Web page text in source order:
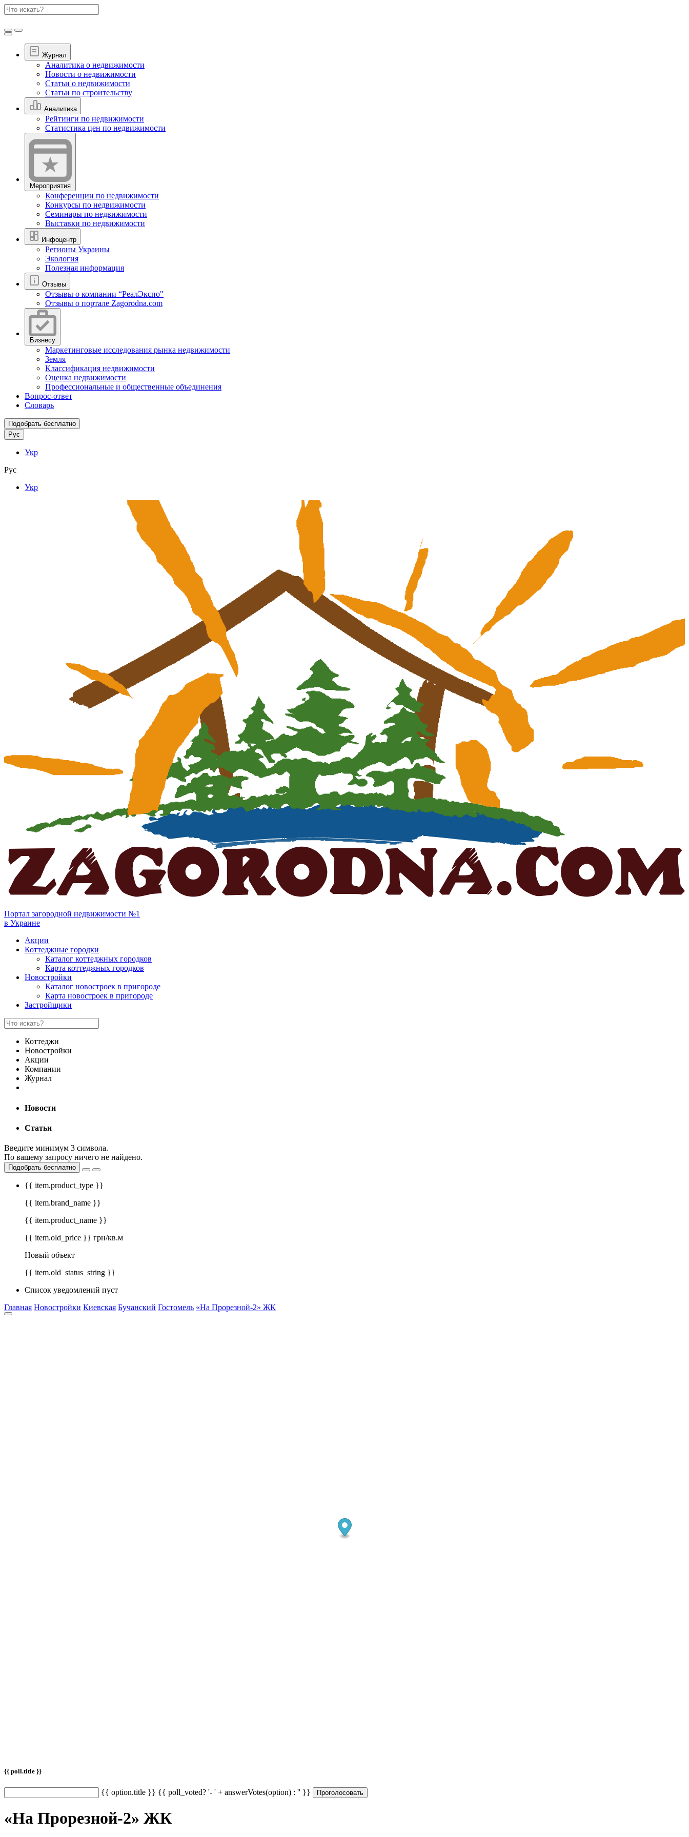
Журнал
Аналитика о недвижимости
Новости о недвижимости
Статьи о недвижимости
Статьи по строительству
Аналитика
Рейтинги по недвижимости
Статистика цен по недвижимости
Мероприятия
Конференции по недвижимости
Конкурсы по недвижимости
Семинары по недвижимости
Выставки по недвижимости
Инфоцентр
Регионы Украины
Экология
Полезная информация
Отзывы
Отзывы о компании “РеалЭкспо"
Отзывы о портале Zagorodna.com
Бизнесу
Маркетинговые исследования рынка недвижимости
Земля
Классификация недвижимости
Оценка недвижимости
Профессиональные и общественные объединения
Вопрос-ответ
Словарь
Подобрать бесплатно
Рус
Укр
Рус
Укр
Портал загородной недвижимости №1
в Украине
Акции
Коттеджные городки
Каталог коттеджных городков
Карта коттеджных городков
Новостройки
Каталог новостроек в пригороде
Карта новостроек в пригороде
Застройщики
Коттеджи
Новостройки
Акции
Компании
Журнал
Новости
Статьи
Введите минимум 3 символа.
По вашему запросу ничего не найдено.
Подобрать бесплатно
{{ item.product_type }}
{{ item.brand_name }}
{{ item.product_name }}
{{ item.old_price }} грн/кв.м
Новый объект
{{ item.old_status_string }}
Список уведомлений пуст
Главная Новостройки Киевская Бучанский Гостомель «На Прорезной-2» ЖК
{{ poll.title }}
{{ option.title }} {{ poll_voted? '- ' + answerVotes(option) : '' }} Проголосовать
«На Прорезной-2» ЖК